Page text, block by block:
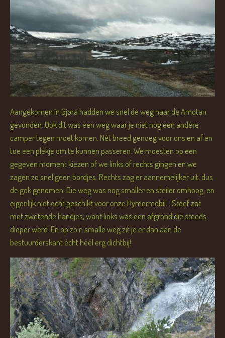
Aangekomen in Gjøra hadden we snel de weg naar de Amotan
gevonden. Ook dit was een weg waar je niet nog een andere
camper tegen moet komen. Nèt breed genoeg voor ons en af en
toe een plekje om te kunnen passeren. We moesten op een
gegeven moment kiezen of we links of rechts gingen en we
zagen zo snel geen bordjes. Rechts zag er aannemelijker uit, dus
de gok genomen. Die weg was nog smaller en steiler omhoog, en
eigenlijk niet echt geschikt voor onze Hymermobil... Steef zat
met zwetende handjes, want links was een afgrond die steeds
dieper werd. En op zo'n smalle weg zit je er dan aan de
bestuurderskant écht héél erg dichtbij!